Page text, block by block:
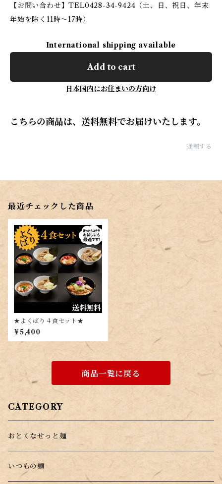
【お問い合わせ】TEL0428-34-9424（土、日、祝日、年末
年始を除く11時〜17時）
International shipping available
Add to cart
日本国内にお住まいの方向け
こちらの商品は、送料無料でお届けいたします。
通報する
最近チェックした商品
★よくばり４食セット★
¥5,400
商品一覧に戻る
CATEGORY
おとくなせっと麺
いつもの麺